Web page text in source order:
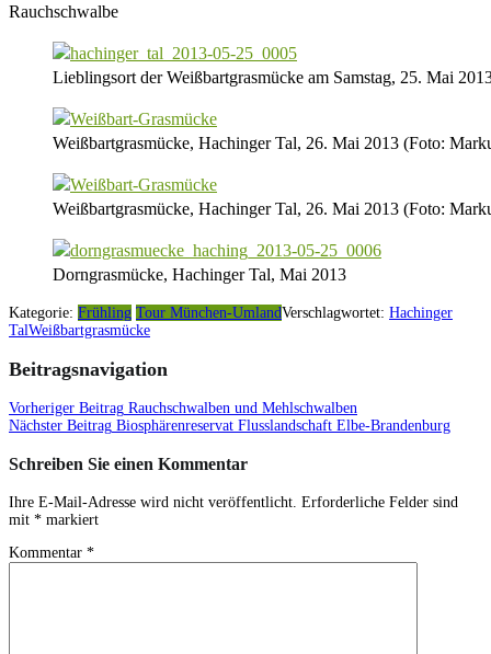
Rauchschwalbe
Lieblingsort der Weißbartgrasmücke am Samstag, 25. Mai
Weißbartgrasmücke, Hachinger Tal, 26. Mai 2013 (Foto:
Weißbartgrasmücke, Hachinger Tal, 26. Mai 2013 (Foto:
Dorngrasmücke, Hachinger Tal, Mai 2013
Kategorie: Frühling Tour München-UmlandVerschlagwortet: Hachinger
TalWeißbartgrasmücke
Beitragsnavigation
Vorheriger Beitrag Rauchschwalben und Mehlschwalben
Nächster Beitrag Biosphärenreservat Flusslandschaft Elbe-Brandenburg
Schreiben Sie einen Kommentar
Ihre E-Mail-Adresse wird nicht veröffentlicht. Erforderliche Felder sind
mit * markiert
Kommentar *